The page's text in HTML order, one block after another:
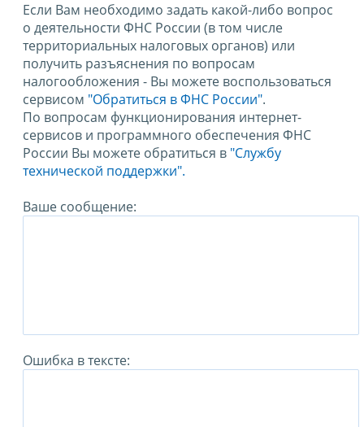
Если Вам необходимо задать какой-либо вопрос
о деятельности ФНС России (в том числе
территориальных налоговых органов) или
получить разъяснения по вопросам
налогообложения - Вы можете воспользоваться
сервисом "Обратиться в ФНС России".
По вопросам функционирования интернет-
сервисов и программного обеспечения ФНС
России Вы можете обратиться в "Службу
технической поддержки".
Ваше сообщение:
Ошибка в тексте: